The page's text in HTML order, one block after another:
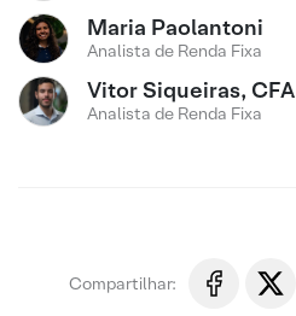
Maria Paolantoni
Analista de Renda Fixa
Vitor Siqueiras, CFA
Analista de Renda Fixa
Compartilhar: